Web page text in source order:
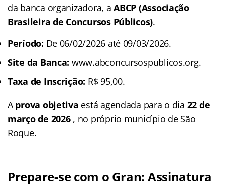
da banca organizadora, aABCP (Associação
Brasileira de Concursos Públicos).
Período: De 06/02/2026 até 09/03/2026.
Site da Banca: www.abconcursospublicos.org.
Taxa de Inscrição: R$ 95,00.
A prova objetiva está agendada para o dia 22 de
março de 2026, no próprio município de São
Roque.
Prepare-se com o Gran: Assinatura